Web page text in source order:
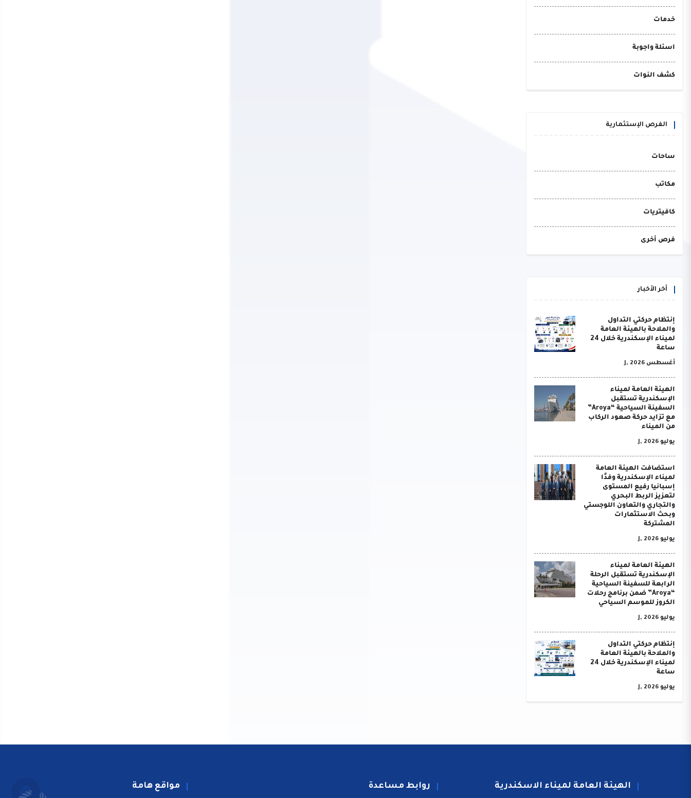
خدمات
اسئلة واجوبة
كشف النوات
الفرص الإستثمارية
ساحات
مكاتب
كافيتريات
فرص أخرى
أخر الأخبار
إنتظام حركتي التداول
والملاحة بالهيئة العامة
لميناء الإسكندرية خلال 24
ساعة
أغسطس J, 2026
الهيئة العامة لميناء
الإسكندرية تستقبل
السفينة السياحية “Aroya”
مع تزايد حركة صعود الركاب
من الميناء
يوليو J, 2026
استضافت الهيئة العامة
لميناء الإسكندرية وفدًا
إسبانيا رفيع المستوى
لتعزيز الربط البحري
والتجاري والتعاون اللوجستي
وبحث الاستثمارات
المشتركة
يوليو J, 2026
الهيئة العامة لميناء
الإسكندرية تستقبل الرحلة
الرابعة للسفينة السياحية
“Aroya” ضمن برنامج رحلات
الكروز للموسم السياحي
يوليو J, 2026
إنتظام حركتي التداول
والملاحة بالهيئة العامة
لميناء الإسكندرية خلال 24
ساعة
يوليو J, 2026
الهيئة العامة لميناء الاسكندرية روابط مساعدة مواقع هامة